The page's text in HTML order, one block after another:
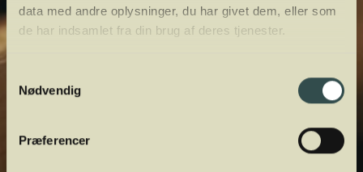
data med andre oplysninger, du har givet dem, eller som
de har indsamlet fra din brug af deres tjenester.
Nødvendig
Præferencer